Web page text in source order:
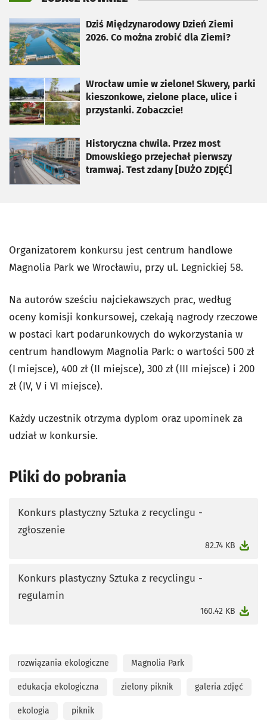
Dziś Międzynarodowy Dzień Ziemi
2026. Co można zrobić dla Ziemi?
otworzy się w nowej karcie
Wrocław umie w zielone! Skwery, parki
kieszonkowe, zielone place, ulice i
przystanki. Zobaczcie!
otworzy się w nowej karcie
Historyczna chwila. Przez most
Dmowskiego przejechał pierwszy
tramwaj. Test zdany [DUŻO ZDJĘĆ]
otworzy się w nowej karcie
Organizatorem konkursu jest centrum handlowe
Magnolia Park we Wrocławiu, przy ul. Legnickiej 58.
Na autorów sześciu najciekawszych prac, według
oceny komisji konkursowej, czekają nagrody rzeczowe
w postaci kart podarunkowych do wykorzystania w
centrum handlowym Magnolia Park: o wartości 500 zł
(I miejsce), 400 zł (II miejsce), 300 zł (III miejsce) i 200
zł (IV, V i VI miejsce).
Każdy uczestnik otrzyma dyplom oraz upominek za
udział w konkursie.
Pliki do pobrania
Konkurs plastyczny Sztuka z recyclingu -
zgłoszenie
82.74 KB
otworzy się w nowej karcie
Konkurs plastyczny Sztuka z recyclingu -
regulamin
160.42 KB
otworzy się w nowej karcie
rozwiązania ekologiczne Magnolia Park
edukacja ekologiczna zielony piknik galeria zdjęć
ekologia piknik